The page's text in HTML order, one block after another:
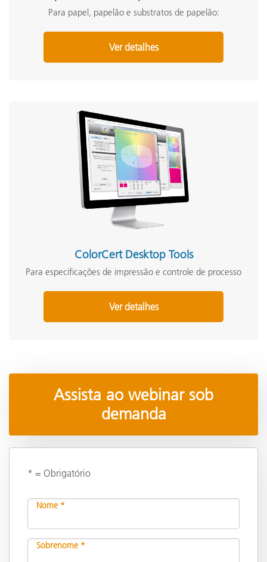
Para papel, papelão e substratos de papelão:
Ver detalhes
ColorCert Desktop Tools
Para especificações de impressão e controle de processo
Ver detalhes
Assista ao webinar sob
demanda
* = Obrigatório
Nome *
Sobrenome *